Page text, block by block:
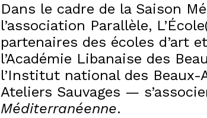
Dans le cadre de la Saison
l’association Parallèle,
partenaires des écoles d’art
l’Académie Libanaise des
l’Institut national des Beaux-
Ateliers Sauvages —
Méditerranéenne.